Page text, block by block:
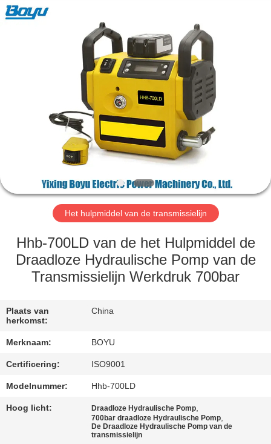
PRODUCTEN
ONGEVEER
FABRIEKSREIS
KWALITEITSCONTROLE
CONTACTEER
VERZOEK
OM EEN
CITAAT
Boyu
Electric
Power
Het hulpmiddel van de transmissielijn
Hhb-700LD van de het Hulpmiddel de
Draadloze Hydraulische Pomp van de
Transmissielijn Werkdruk 700bar
Plaats van
herkomst:
China
Merknaam: BOYU
Certificering: ISO9001
Modelnummer: Hhb-700LD
Hoog licht: Draadloze Hydraulische Pomp,
700bar draadloze Hydraulische Pomp,
De Draadloze Hydraulische Pomp van de
transmissielijn